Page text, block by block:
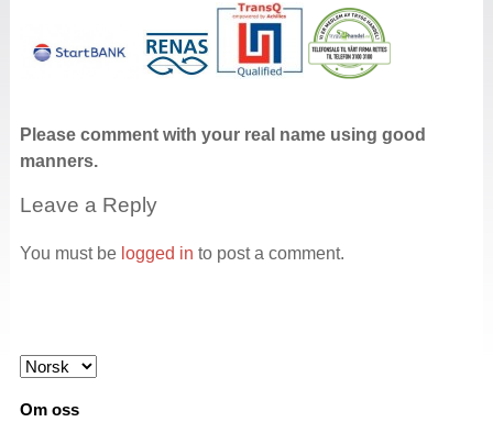
Please comment with your real name using good
manners.
Leave a Reply
You must be logged in to post a comment.
Om oss